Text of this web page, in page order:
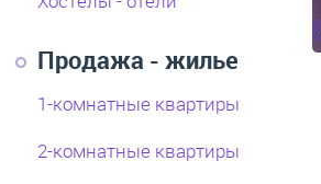
Продажа - жилье
1-комнатные квартиры
2-комнатные квартиры